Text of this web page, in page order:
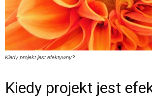
Kiedy projekt jest efektywny?
Kiedy projekt jest